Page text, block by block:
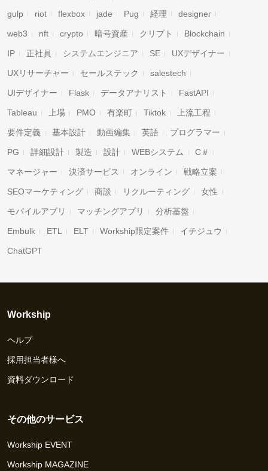
gulp riot flexbox jade Pug 経理 designer
web3 nft crypto 暗号資産 クリプト Blockchain
IP 正社員 システムエンジニア SE UXデザイナー
UXリサーチャー セールステック salestech
UIデザイナー Flask データアナリスト FastAPI
Tableau 上場 PMO 有楽町 Tiktok 上流工程
要件定義 基本設計 動画編集 英語 プログラマー
PG 詳細設計 製造 設計 WEBシステム C＃
マネージャー 決済サービス オンライン 戦略立案
SEOマーケティング 商談 リクルーティング 女性
モバイルアプリ マッチングアプリ 分析基盤
Embulk ETL ELT Workship限定案件 イチジュウ
ChatGPT
Workship
ヘルプ
採用担当者様へ
資料ダウンロード
その他のサービス
Workship EVENT
Workship MAGAZINE